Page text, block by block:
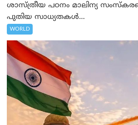
ശാസ്ത്രീയ പഠനം മാലിന്യ
പുതിയ സാധ്യതകൾ...
WORLD